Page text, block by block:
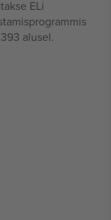
ELi
alusel.